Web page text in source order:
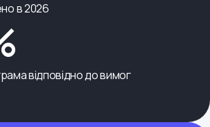
в 2026
відповідно до вимог